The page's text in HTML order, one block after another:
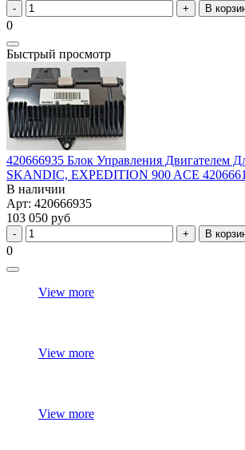
В
0
Быстрый просмотр
420666935 Блок Управления Двигателем
SKANDIC, EXPEDITION 900 ACE
В наличии
Арт: 420666935
103 050 руб
В
0
View more
View more
View more